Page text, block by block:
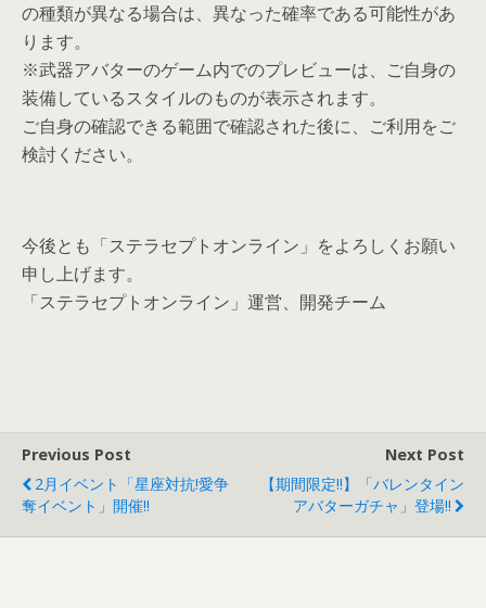
の種類が異なる場合は、異なった確率である可能性があ
ります。
※武器アバターのゲーム内でのプレビューは、ご自身の
装備しているスタイルのものが表示されます。
ご自身の確認できる範囲で確認された後に、ご利用をご
検討ください。
今後とも「ステラセプトオンライン」をよろしくお願い
申し上げます。
「ステラセプトオンライン」運営、開発チーム
Previous Post
2月イベント「星座対抗!愛争
奪イベント」開催!!
Next Post
【期間限定!!】「バレンタイン
アバターガチャ」登場!!